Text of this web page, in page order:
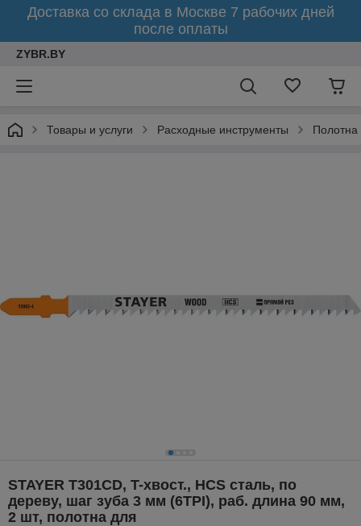
Доставка со склада в Москве 7 рабочих дней
после оплаты
ZYBR.BY
Товары и услуги Расходные инструменты Полотна
STAYER T301CD, T-хвост., HCS сталь, по
дереву, шаг зуба 3 мм (6TPI), раб. длина 90 мм,
2 шт, полотна для